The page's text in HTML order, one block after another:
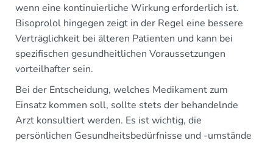
wenn eine kontinuierliche Wirkung erforderlich ist.
Bisoprolol hingegen zeigt in der Regel eine bessere
Verträglichkeit bei älteren Patienten und kann bei
spezifischen gesundheitlichen Voraussetzungen
vorteilhafter sein.
Bei der Entscheidung, welches Medikament zum
Einsatz kommen soll, sollte stets der behandelnde
Arzt konsultiert werden. Es ist wichtig, die
persönlichen Gesundheitsbedürfnisse und -umstände